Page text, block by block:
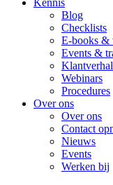
Kennis
Blog
Checklists
E-books &
Events &
Webinars
Procedures
Over ons
Over ons
Contact
Nieuws
Events
Werken bij